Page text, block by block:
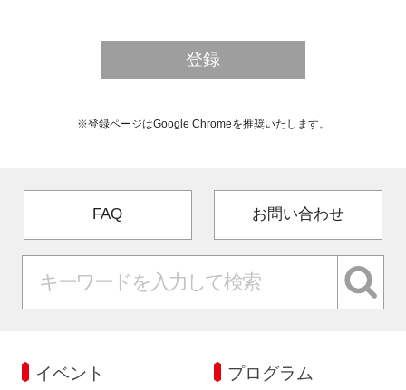
部署名（任意）
電話番号（任意）
第４条 個人情報の利用目的について
信のため
第２条に記載したお知らせメールによるご案内を登録いただい
その他、事前の同意を得た場合
弊団体の個人情報の取り扱いは、別途定める「個人情報保護方
針」及び「個人情報の取り扱いについて」に従います。
登録
※登録ページはGoogle Chromeを推奨いたします。
FAQ お問い合わせ
イベント プログラム